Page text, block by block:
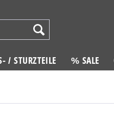
/ STURZTEILE % SALE